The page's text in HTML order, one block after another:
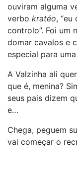
ouviram alguma
verbo kratéo,
controlo”. Foi um
domar cavalos e
especial para
A Valzinha ali
que é, menina?
seus pais dizem
e…
Chega, peguem
vai começar o